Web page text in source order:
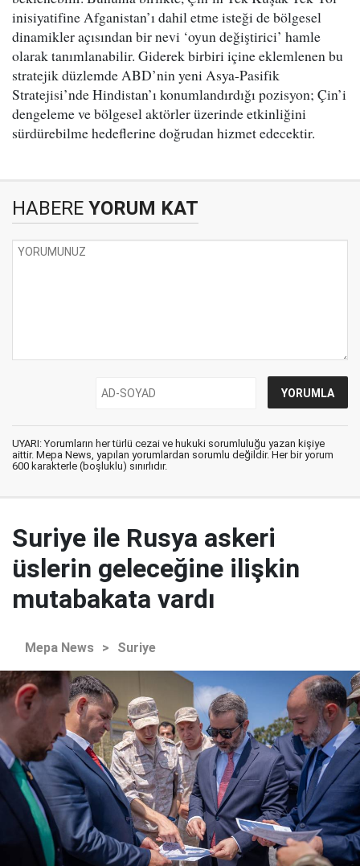
inisiyatifine Afganistan’ı dahil etme isteği de bölgesel
dinamikler açısından bir nevi ‘oyun değiştirici’ hamle
olarak tanımlanabilir. Giderek birbiri içine eklemlenen bu
stratejik düzlemde ABD’nin yeni Asya-Pasifik
Stratejisi’nde Hindistan’ı konumlandırdığı pozisyon; Çin’i
dengeleme ve bölgesel aktörler üzerinde etkinliğini
sürdürebilme hedeflerine doğrudan hizmet edecektir.
HABERE YORUM KAT
UYARI: Yorumların her türlü cezai ve hukuki sorumluluğu yazan kişiye
aittir. Mepa News, yapılan yorumlardan sorumlu değildir. Her bir yorum
600 karakterle (boşluklu) sınırlıdır.
Suriye ile Rusya askeri
üslerin geleceğine ilişkin
mutabakata vardı
Mepa News > Suriye